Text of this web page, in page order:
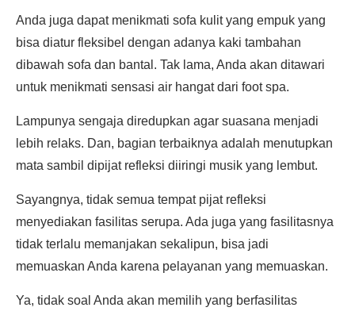
Anda juga dapat menikmati sofa kulit yang empuk yang
bisa diatur fleksibel dengan adanya kaki tambahan
dibawah sofa dan bantal. Tak lama, Anda akan ditawari
untuk menikmati sensasi air hangat dari foot spa.
Lampunya sengaja diredupkan agar suasana menjadi
lebih relaks. Dan, bagian terbaiknya adalah menutupkan
mata sambil dipijat refleksi diiringi musik yang lembut.
Sayangnya, tidak semua tempat pijat refleksi
menyediakan fasilitas serupa. Ada juga yang fasilitasnya
tidak terlalu memanjakan sekalipun, bisa jadi
memuaskan Anda karena pelayanan yang memuaskan.
Ya, tidak soal Anda akan memilih yang berfasilitas